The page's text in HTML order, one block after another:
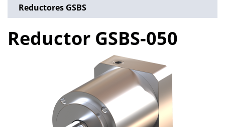
Reductores GSBS
Reductor GSBS-050